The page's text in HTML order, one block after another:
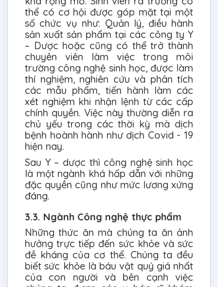
thể có cơ hội được góp mặt tại một
số chức vụ như: Quản lý, điều hành
sản xuất sản phẩm tại các công ty Y
– Dược hoặc cũng có thể trở thành
chuyên viên làm việc trong môi
trường công nghệ sinh học, được làm
thí nghiệm, nghiên cứu và phân tích
các mẫu phẩm, tiến hành làm các
xét nghiệm khi nhận lệnh từ các cấp
chính quyền. Việc này thường diễn ra
chủ yếu trong các thời kỳ mà dịch
bệnh hoành hành như dịch Covid - 19
hiện nay.
Sau Y – dược thì công nghệ sinh học
là một ngành khá hấp dẫn với những
đặc quyền cũng như mức lương xứng
đáng.
3.3. Ngành Công nghệ thực phẩm
Những thức ăn mà chúng ta ăn ảnh
hưởng trực tiếp đến sức khỏe và sức
đề kháng của cơ thể. Chúng ta đều
biết sức khỏe là báu vật quý giá nhất
của con người và bên cạnh việc